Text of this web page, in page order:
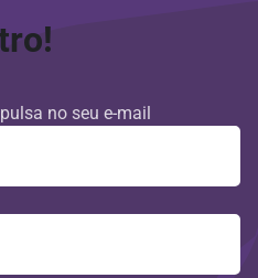
no seu e-mail